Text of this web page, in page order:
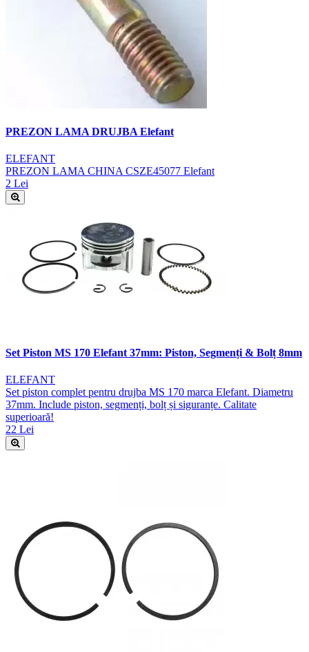
PREZON LAMA DRUJBA Elefant
ELEFANT
PREZON LAMA CHINA CSZE45077 Elefant
2 Lei
Set Piston MS 170 Elefant 37mm: Piston, Segmenți & Bolț 8mm
ELEFANT
Set piston complet pentru drujba MS 170 marca Elefant. Diametru
37mm. Include piston, segmenți, bolț și siguranțe. Calitate
superioară!
22 Lei